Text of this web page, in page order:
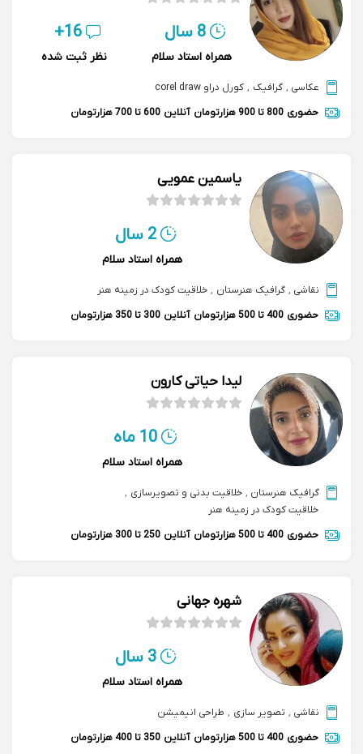
8 سال
همراه استاد سلام
16+
نظر ثبت شده
عکاسی , گرافیک , کورل دراو corel draw
حضوری 800 تا 900 هزارتومان آنلاین 600 تا 700 هزارتومان
یاسمین عمویی
2 سال
همراه استاد سلام
نقاشی , گرافیک هنرستان , خلاقیت کودک در زمینه هنر
حضوری 400 تا 500 هزارتومان آنلاین 300 تا 350 هزارتومان
لیدا حیاتی کارون
10 ماه
همراه استاد سلام
گرافیک هنرستان , خلاقیت بدنی و تصویرسازی ,
خلاقیت کودک در زمینه هنر
حضوری 400 تا 500 هزارتومان آنلاین 250 تا 300 هزارتومان
شهره جهانی
3 سال
همراه استاد سلام
نقاشی , تصویر سازی , طراحی انیمیشن
حضوری 400 تا 500 هزارتومان آنلاین 350 تا 400 هزارتومان